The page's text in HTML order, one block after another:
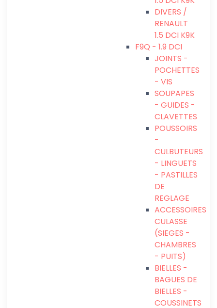
DIVERS /
RENAULT
1.5 DCI K9K
F9Q - 1.9 DCI
JOINTS -
POCHETTES
- VIS
SOUPAPES
- GUIDES -
CLAVETTES
POUSSOIRS
-
CULBUTEURS
- LINGUETS
- PASTILLES
DE
REGLAGE
ACCESSOIRES
CULASSE
(SIEGES -
CHAMBRES
- PUITS)
BIELLES -
BAGUES DE
BIELLES -
COUSSINETS